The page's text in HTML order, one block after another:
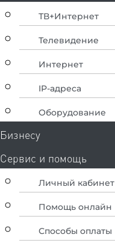
ТВ+Интернет
Телевидение
Интернет
IP-адреса
Оборудование
Бизнесу
Сервис и помощь
Личный кабинет
Помощь онлайн
Способы оплаты